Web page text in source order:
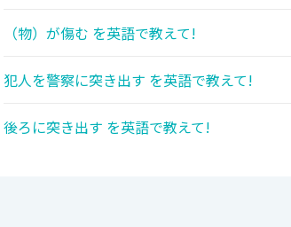
（物）が傷む を英語で教えて!
犯人を警察に突き出す を英語で教えて!
後ろに突き出す を英語で教えて!